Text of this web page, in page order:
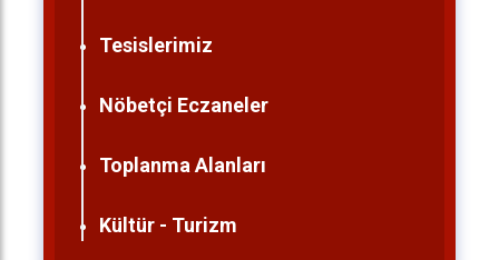
Tesislerimiz
Nöbetçi Eczaneler
Toplanma Alanları
Kültür - Turizm